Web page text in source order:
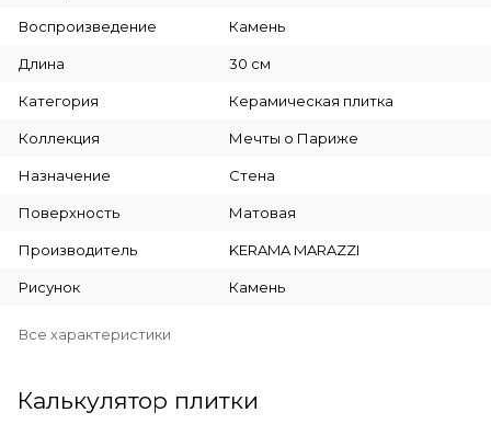
Воспроизведение Камень
Длина 30 см
Категория Керамическая плитка
Коллекция Мечты о Париже
Назначение Стена
Поверхность Матовая
Производитель KERAMA MARAZZI
Рисунок Камень
Все характеристики
Калькулятор плитки